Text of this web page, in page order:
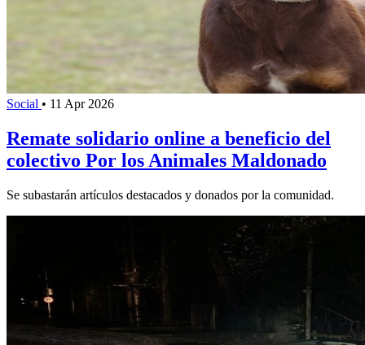
Social • 11 Apr 2026
Remate solidario online a beneficio del
colectivo Por los Animales Maldonado
Se subastarán artículos destacados y donados por la comunidad.